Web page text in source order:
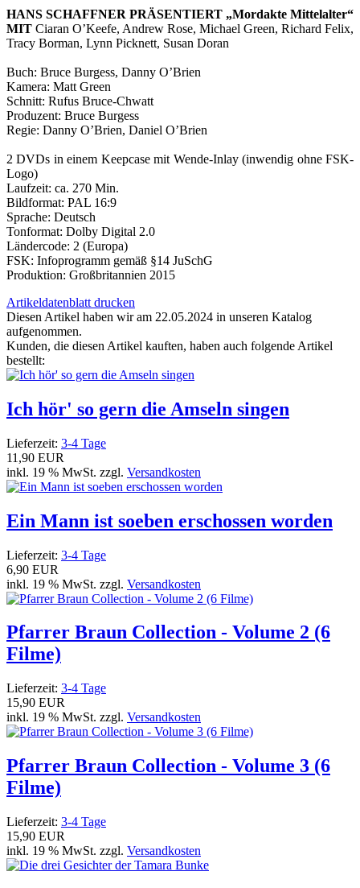
HANS SCHAFFNER PRÄSENTIERT „Mordakte Mittelalter“
MIT Ciaran O’Keefe, Andrew Rose, Michael Green, Richard Felix,
Tracy Borman, Lynn Picknett, Susan Doran
Buch: Bruce Burgess, Danny O’Brien
Kamera: Matt Green
Schnitt: Rufus Bruce-Chwatt
Produzent: Bruce Burgess
Regie: Danny O’Brien, Daniel O’Brien
2 DVDs in einem Keepcase mit Wende-Inlay (inwendig ohne FSK-
Logo)
Laufzeit: ca. 270 Min.
Bildformat: PAL 16:9
Sprache: Deutsch
Tonformat: Dolby Digital 2.0
Ländercode: 2 (Europa)
FSK: Infoprogramm gemäß §14 JuSchG
Produktion: Großbritannien 2015
Artikeldatenblatt drucken
Diesen Artikel haben wir am 22.05.2024 in unseren Katalog
aufgenommen.
Kunden, die diesen Artikel kauften, haben auch folgende Artikel
bestellt:
Ich hör' so gern die Amseln singen
Lieferzeit: 3-4 Tage
11,90 EUR
inkl. 19 % MwSt. zzgl. Versandkosten
Ein Mann ist soeben erschossen worden
Lieferzeit: 3-4 Tage
6,90 EUR
inkl. 19 % MwSt. zzgl. Versandkosten
Pfarrer Braun Collection - Volume 2 (6
Filme)
Lieferzeit: 3-4 Tage
15,90 EUR
inkl. 19 % MwSt. zzgl. Versandkosten
Pfarrer Braun Collection - Volume 3 (6
Filme)
Lieferzeit: 3-4 Tage
15,90 EUR
inkl. 19 % MwSt. zzgl. Versandkosten